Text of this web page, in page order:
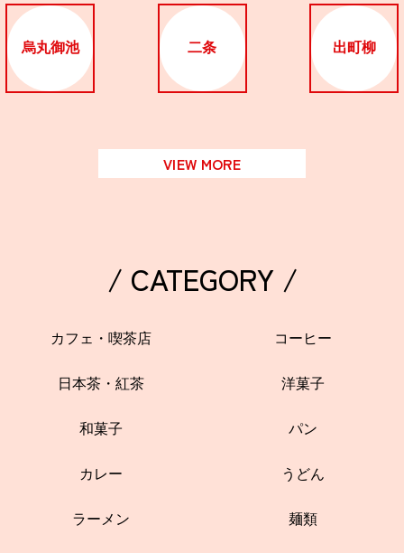
烏丸御池 二条 出町柳
VIEW MORE
/ CATEGORY /
カフェ・喫茶店 コーヒー
日本茶・紅茶 洋菓子
和菓子 パン
カレー うどん
ラーメン 麺類